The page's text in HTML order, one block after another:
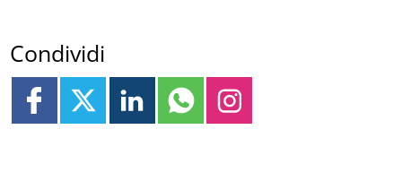
Condividi